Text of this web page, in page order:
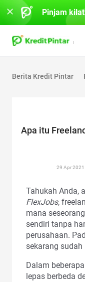
Berita Kredit Pintar
Apa itu
29 Apr 2021
Tahukah Anda,
FlexJobs,
mana
sendiri tanpa
perusahaan.
sekarang sudah
Dalam
lepas berbeda
Pinjam